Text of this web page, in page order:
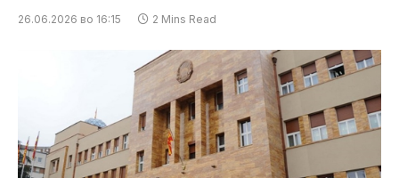
26.06.2026 во 16:15 2 Mins Read